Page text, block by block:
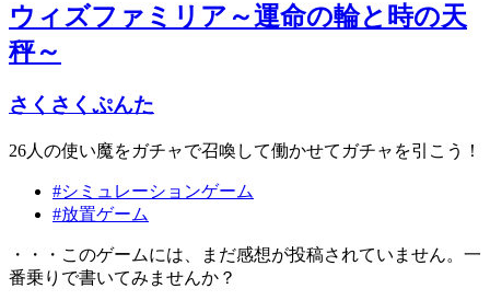
ウィズファミリア～運命の輪と時の天
秤～
さくさくぷんた
26人の使い魔をガチャで召喚して働かせてガチャを引こう！
#シミュレーションゲーム
#放置ゲーム
・・・このゲームには、まだ感想が投稿されていません。一
番乗りで書いてみませんか？